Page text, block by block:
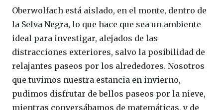
Oberwolfach está aislado, en el monte, dentro de
la Selva Negra, lo que hace que sea un ambiente
ideal para investigar, alejados de las
distracciones exteriores, salvo la posibilidad de
relajantes paseos por los alrededores. Nosotros
que tuvimos nuestra estancia en invierno,
pudimos disfrutar de bellos paseos por la nieve,
mientras conversábamos de matemáticas, y de